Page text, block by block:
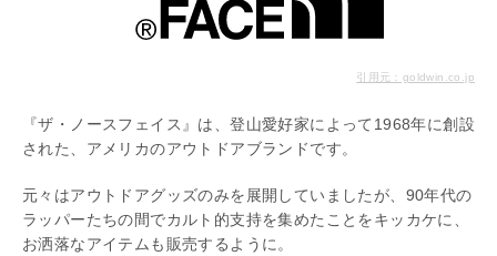
引用元：goldwin.co.jp
『ザ・ノースフェイス』は、登山愛好家によって1968年に創設
された、アメリカのアウトドアブランドです。
元々はアウトドアグッズのみを展開していましたが、90年代の
ラッパーたちの間でカルト的支持を集めたことをキッカケに、
お洒落なアイテムも販売するように。